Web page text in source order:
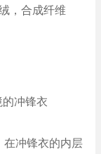
，合成纤维
在冲锋衣的内层